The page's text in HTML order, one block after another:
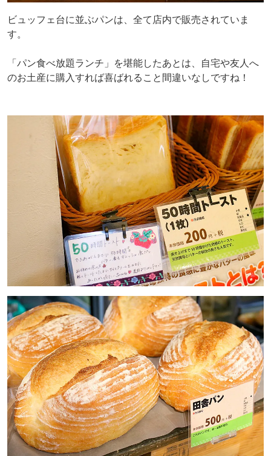
ビュッフェ台に並ぶパンは、全て店内で販売されていま
す。
「パン食べ放題ランチ」を堪能したあとは、自宅や友人へ
のお土産に購入すれば喜ばれること間違いなしですね！